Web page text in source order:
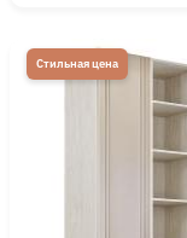
Стильная цена